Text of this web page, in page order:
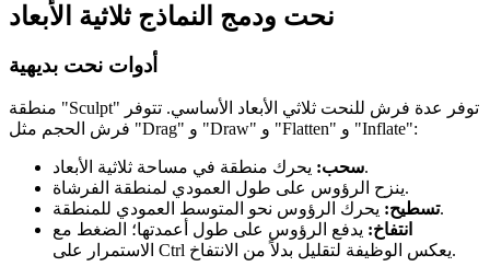
نحت ودمج النماذج ثلاثية الأبعاد
أدوات نحت بديهية
منطقة "Sculpt" توفر عدة فرش للنحت ثلاثي الأبعاد الأساسي. تتوفر
فرش الحجم مثل "Drag" و "Draw" و "Flatten" و "Inflate":
سحب:يحرك منطقة في مساحة ثلاثية الأبعاد.
ينزح الرؤوس على طول العمودي لمنطقة الفرشاة.
تسطيح:يحرك الرؤوس نحو المتوسط العمودي للمنطقة.
انتفاخ: يدفع الرؤوس على طول أعمدتها؛ الضغط مع
الاستمرار على Ctrl يعكس الوظيفة لتقليل بدلاً من الانتفاخ.